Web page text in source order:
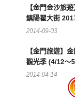
【金門金沙旅
鎮陽翟大街
2014-09-03
【金門旅遊】
觀光季 (4/12～
2014-04-14